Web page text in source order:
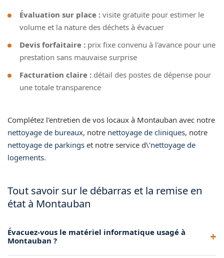
Évaluation sur place : visite gratuite pour estimer le
volume et la nature des déchets à évacuer
Devis forfaitaire : prix fixe convenu à l'avance pour une
prestation sans mauvaise surprise
Facturation claire : détail des postes de dépense pour
une totale transparence
Complétez l'entretien de vos locaux à Montauban avec notre
nettoyage de bureaux, notre nettoyage de cliniques, notre
nettoyage de parkings et notre service d\'nettoyage de
logements.
Tout savoir sur le débarras et la remise en
état à Montauban
Évacuez-vous le matériel informatique usagé à
Montauban ?